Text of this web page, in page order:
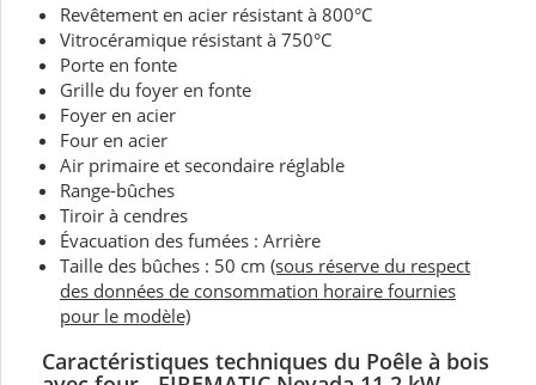
Revêtement en acier résistant à 800°C
Vitrocéramique résistant à 750°C
Porte en fonte
Grille du foyer en fonte
Foyer en acier
Four en acier
Air primaire et secondaire réglable
Range-bûches
Tiroir à cendres
Évacuation des fumées : Arrière
Taille des bûches : 50 cm (sous réserve du respect
des données de consommation horaire fournies
pour le modèle)
Caractéristiques techniques du Poêle à bois